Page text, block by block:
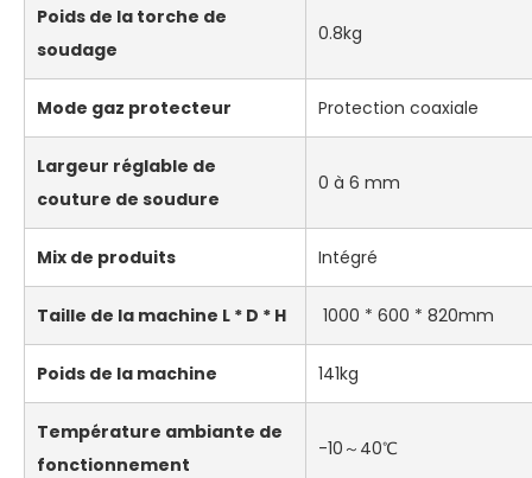
Poids de la torche de
soudage
0.8kg
Mode gaz protecteur Protection coaxiale
Largeur réglable de
couture de soudure
0 à 6 mm
Mix de produits Intégré
Taille de la machine L * D * H 1000 * 600 * 820mm
Poids de la machine 141kg
Température ambiante de
fonctionnement
-10～40℃